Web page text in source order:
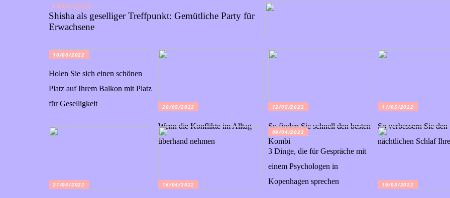
14/06/2022
Shisha als geselliger Treffpunkt: Gemütliche Party für
Erwachsene
10/06/2022
Holen Sie sich einen schönen
Platz auf Ihrem Balkon mit Platz
für Geselligkeit
20/05/2022
Wenn die Konflikte im Alltag
überhand nehmen
12/05/2022
So finden Sie schnell den besten
Kombi
11/05/2022
So verbessern Sie den
nächtlichen Schlaf
21/04/2022 16/04/2022
09/04/2022
3 Dinge, die für Gespräche mit
einem Psychologen in
Kopenhagen sprechen
16/03/2022